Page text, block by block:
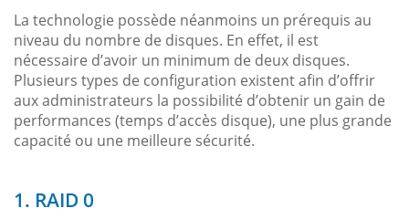
La technologie possède néanmoins un prérequis au
niveau du nombre de disques. En effet, il est
nécessaire d’avoir un minimum de deux disques.
Plusieurs types de configuration existent afin d’offrir
aux administrateurs la possibilité d’obtenir un gain de
performances (temps d’accès disque), une plus grande
capacité ou une meilleure sécurité.
1. RAID 0